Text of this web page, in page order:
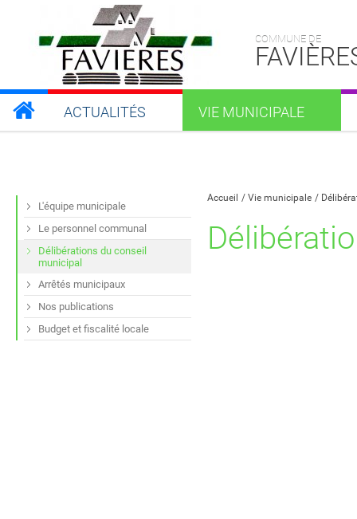
COMMUNE DE
ACTUALITÉS VIE MUNICIPALE
Accueil Vie municipale
L'équipe municipale
Le personnel communal
Délibérations du conseil
municipal
Arrêtés municipaux
Nos publications
Budget et fiscalité locale